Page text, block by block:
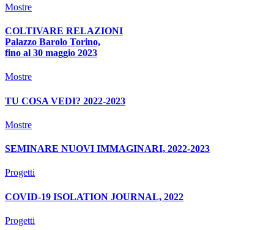
Mostre
COLTIVARE RELAZIONI
Palazzo Barolo Torino,
fino al 30 maggio 2023
Mostre
TU COSA VEDI? 2022-2023
Mostre
SEMINARE NUOVI IMMAGINARI, 2022-2023
Progetti
COVID-19 ISOLATION JOURNAL, 2022
Progetti